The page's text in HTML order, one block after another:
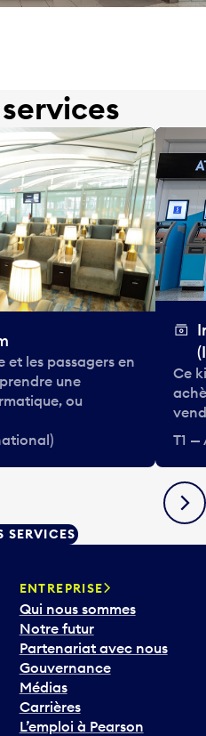
et les passagers en
une
ou
Ce
T1
SERVICES
ENTREPRISE
Qui nous sommes
Notre futur
Partenariat avec nous
Gouvernance
Médias
Carrières
L’emploi à Pearson